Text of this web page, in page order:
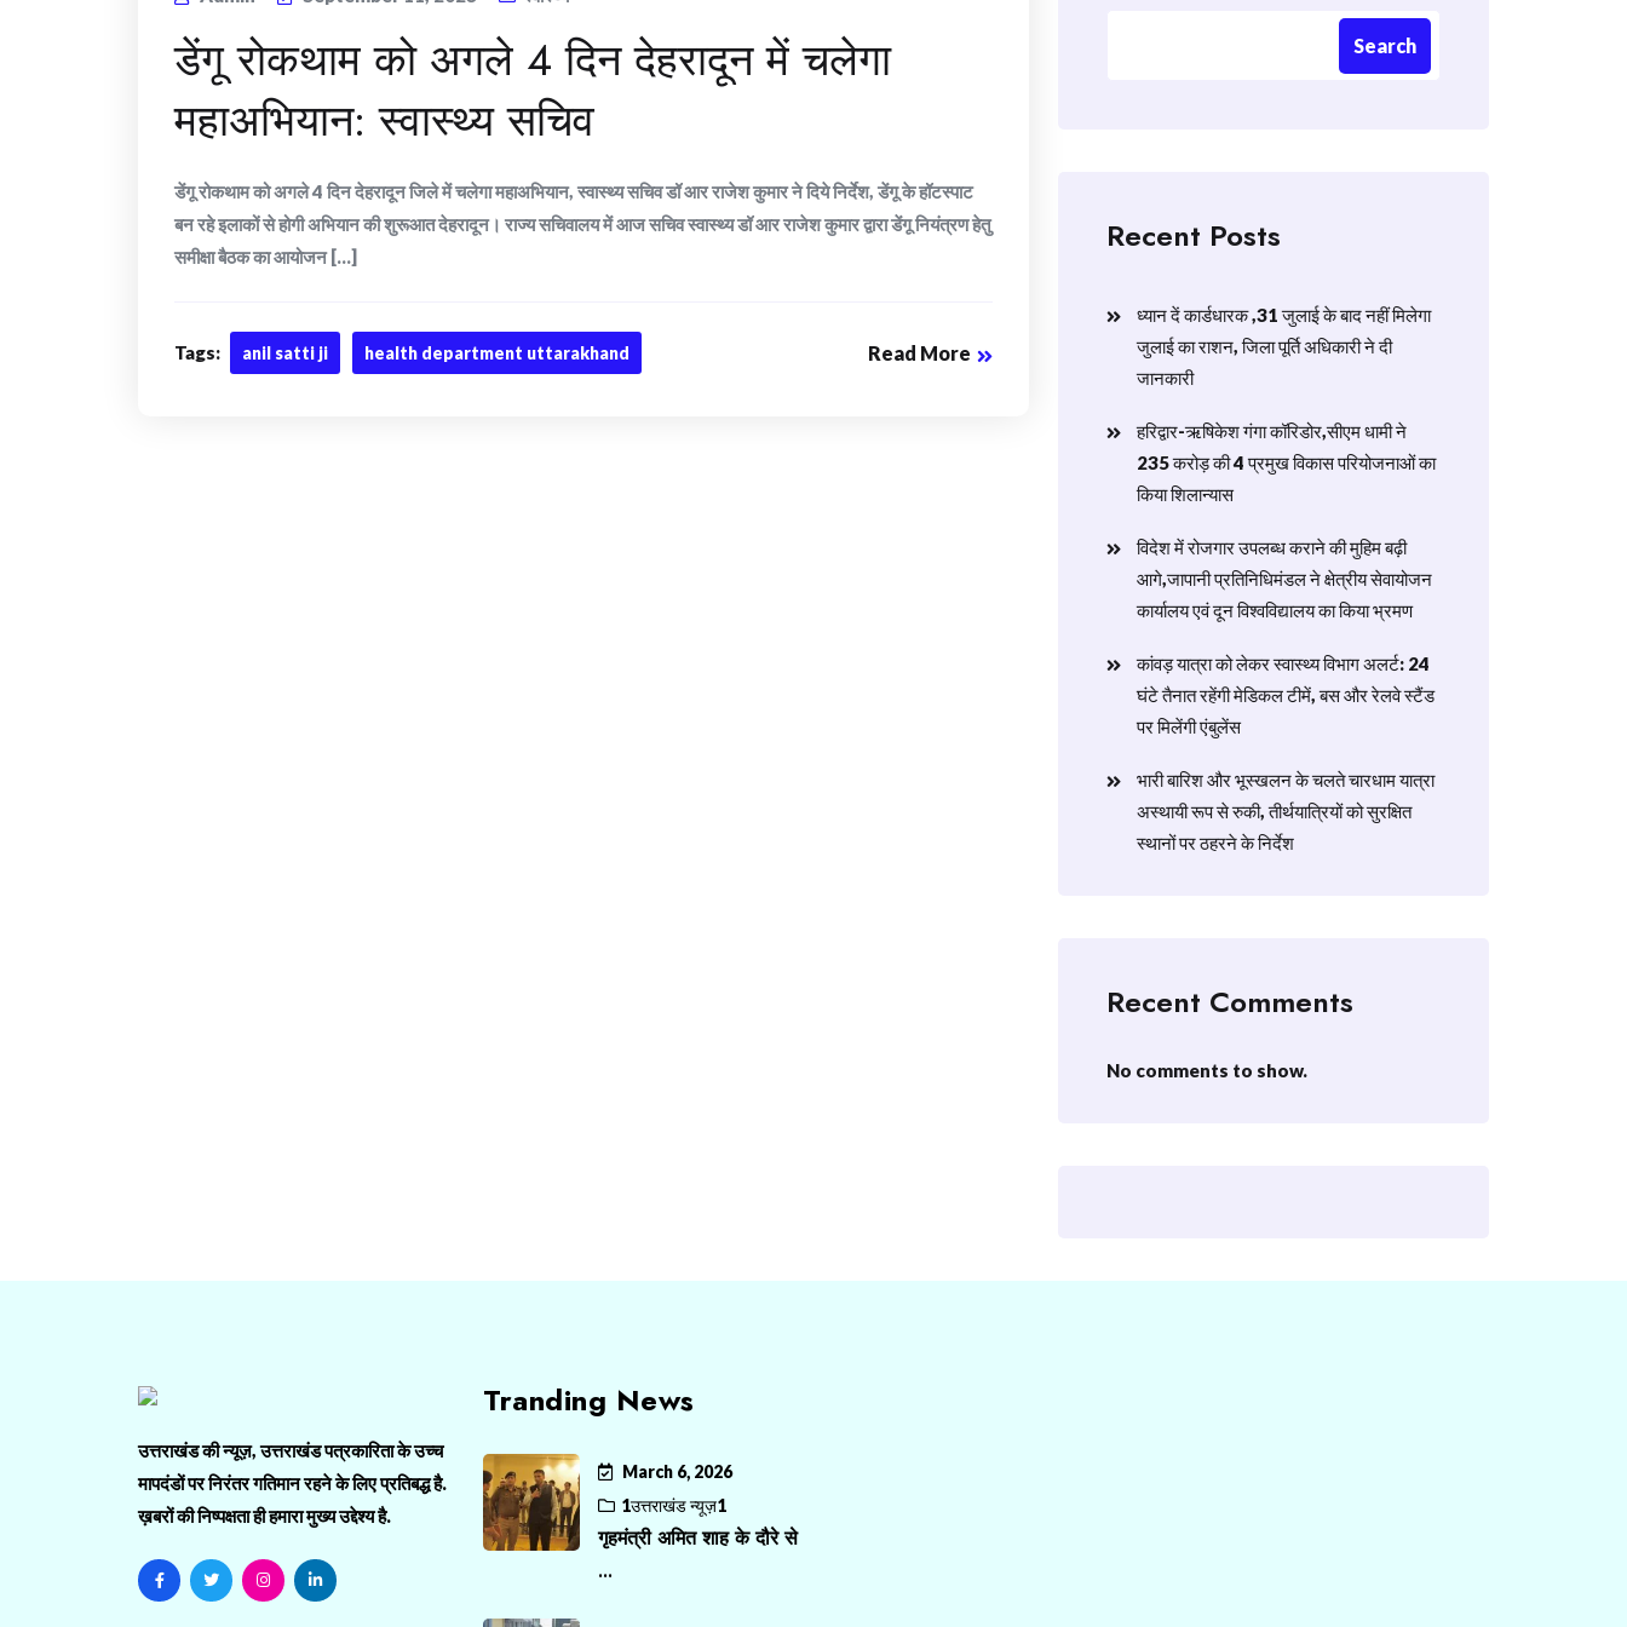
डेंगू रोकथाम को अगले 4 दिन देहरादून में चलेगा
महाअभियान: स्वास्थ्य सचिव
डेंगू रोकथाम को अगले 4 दिन देहरादून जिले में चलेगा महाअभियान, स्वास्थ्य सचिव डॉ आर राजेश कुमार ने दिये निर्देश, डेंगू के हॉटस्पाट
बन रहे इलाकों से होगी अभियान की शुरूआत देहरादून। राज्य सचिवालय में आज सचिव स्वास्थ्य डॉ आर राजेश कुमार द्वारा डेंगू नियंत्रण हेतु
समीक्षा बैठक का आयोजन [...]
Tags: anil satti ji health department uttarakhand Read More
Search
Recent Posts
ध्यान दें कार्डधारक ,31 जुलाई के बाद नहीं मिलेगा
जुलाई का राशन, जिला पूर्ति अधिकारी ने दी
जानकारी
हरिद्वार-ऋषिकेश गंगा कॉरिडोर,सीएम धामी ने
235 करोड़ की 4 प्रमुख विकास परियोजनाओं का
किया शिलान्यास
विदेश में रोजगार उपलब्ध कराने की मुहिम बढ़ी
आगे,जापानी प्रतिनिधिमंडल ने क्षेत्रीय सेवायोजन
कार्यालय एवं दून विश्वविद्यालय का किया भ्रमण
​कांवड़ यात्रा को लेकर स्वास्थ्य विभाग अलर्ट: 24
घंटे तैनात रहेंगी मेडिकल टीमें, बस और रेलवे स्टैंड
पर मिलेंगी एंबुलेंस
​भारी बारिश और भूस्खलन के चलते चारधाम यात्रा
अस्थायी रूप से रुकी, तीर्थयात्रियों को सुरक्षित
स्थानों पर ठहरने के निर्देश
Recent Comments
No comments to show.
उत्तराखंड की न्यूज़, उत्तराखंड पत्रकारिता के उच्च
मापदंडों पर निरंतर गतिमान रहने के लिए प्रतिबद्ध है.
ख़बरों की निष्पक्षता ही हमारा मुख्य उद्देश्य है.
Tranding News
March 6, 2026
1उत्तराखंड न्यूज़1
गृहमंत्री अमित शाह के दौरे से
...